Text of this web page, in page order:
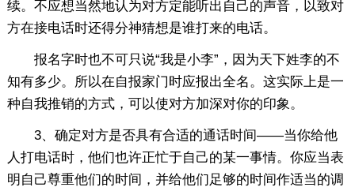
续。不应想当然地认为对方定能听出自己的声音，以致对
方在接电话时还得分神猜想是谁打来的电话。
报名字时也不可只说“我是小李”，因为天下姓李的不
知有多少。所以在自报家门时应报出全名。这实际上是一
种自我推销的方式，可以使对方加深对你的印象。
3、确定对方是否具有合适的通话时间——当你给他
人打电话时，他们也许正忙于自己的某一事情。你应当表
明自己尊重他们的时间，并给他们足够的时间作适当的调